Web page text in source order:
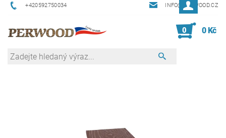
+420592750034 INFO@PERWOOD.CZ
0 0 Kč